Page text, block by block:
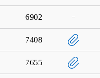
6902
7408
7655